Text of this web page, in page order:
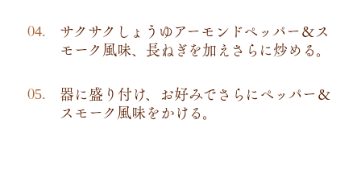
サクサクしょうゆアーモンドペッパー＆ス
モーク風味、長ねぎを加えさらに炒める。
器に盛り付け、お好みでさらにペッパー＆
スモーク風味をかける。